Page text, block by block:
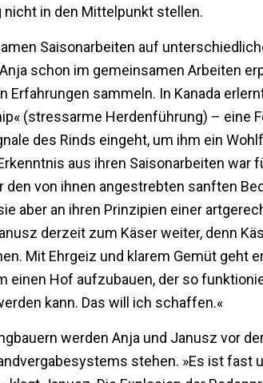
nicht in den Mittelpunkt stellen.
Saisonarbeiten auf
schon im gemeinsamen Arbeiten
Erfahrungen sammeln. In Kanada
(stressarme Herdenführung) – eine
des Rinds eingeht, um ihm ein
aus ihren Saisonarbeiten war
den von ihnen angestrebten sanften
aber an ihren Prinzipien einer
derzeit zum Käser weiter, denn
Mit Ehrgeiz und klarem Gemüt geht
einen Hof aufzubauen, der so
kann. Das will ich schaffen.«
werden Anja und Janusz vor
stehen. »Es ist fast